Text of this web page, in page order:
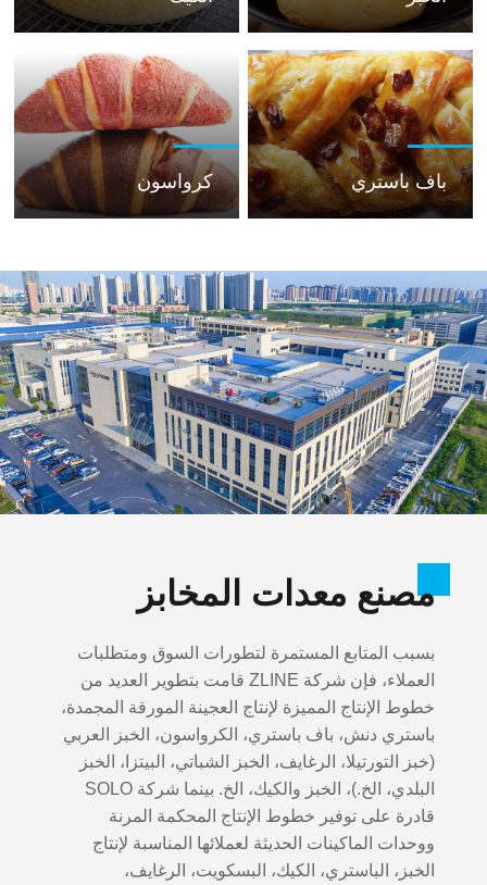
باف باستري كرواسون
مصنع معدات المخابز
بسبب المتابع المستمرة لتطورات السوق ومتطلبات
العملاء، فإن شركة ZLINE قامت بتطوير العديد من
خطوط الإنتاج المميزة لإنتاج العجينة المورقة المجمدة،
باستري دنش، باف باستري، الكرواسون، الخبز العربي
(خبز التورتيلا، الرغايف، الخبز الشباتي، البيتزا، الخبز
البلدي، الخ.)، الخبز والكيك، الخ. بينما شركة SOLO
قادرة على توفير خطوط الإنتاج المحكمة المرنة
ووحدات الماكينات الحديثة لعملائها المناسبة لإنتاج
الخبز، الباستري، الكيك، البسكويت، الرغايف،